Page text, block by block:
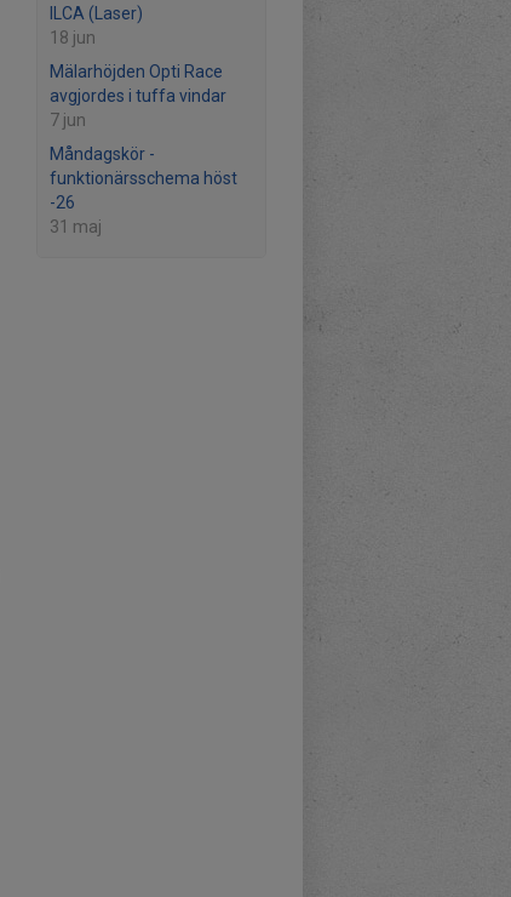
ILCA (Laser)
18 jun
Mälarhöjden Opti Race
avgjordes i tuffa vindar
7 jun
Måndagskör -
funktionärsschema höst
-26
31 maj